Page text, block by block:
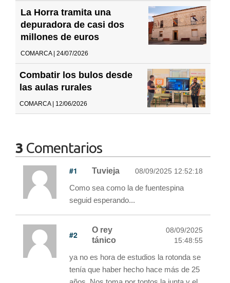
La Horra tramita una
depuradora de casi dos
millones de euros
COMARCA | 24/07/2026
Combatir los bulos desde
las aulas rurales
COMARCA | 12/06/2026
3 Comentarios
#1 Tuvieja 08/09/2025 12:52:18
Como sea como la de fuentespina
seguid esperando...
#2
O rey
tánico
08/09/2025
15:48:55
ya no es hora de estudios la rotonda se
tenía que haber hecho hace más de 25